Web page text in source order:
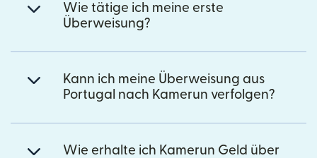
Wie tätige ich meine erste
Überweisung?
Kann ich meine Überweisung aus
Portugal nach Kamerun verfolgen?
Wie erhalte ich Kamerun Geld über